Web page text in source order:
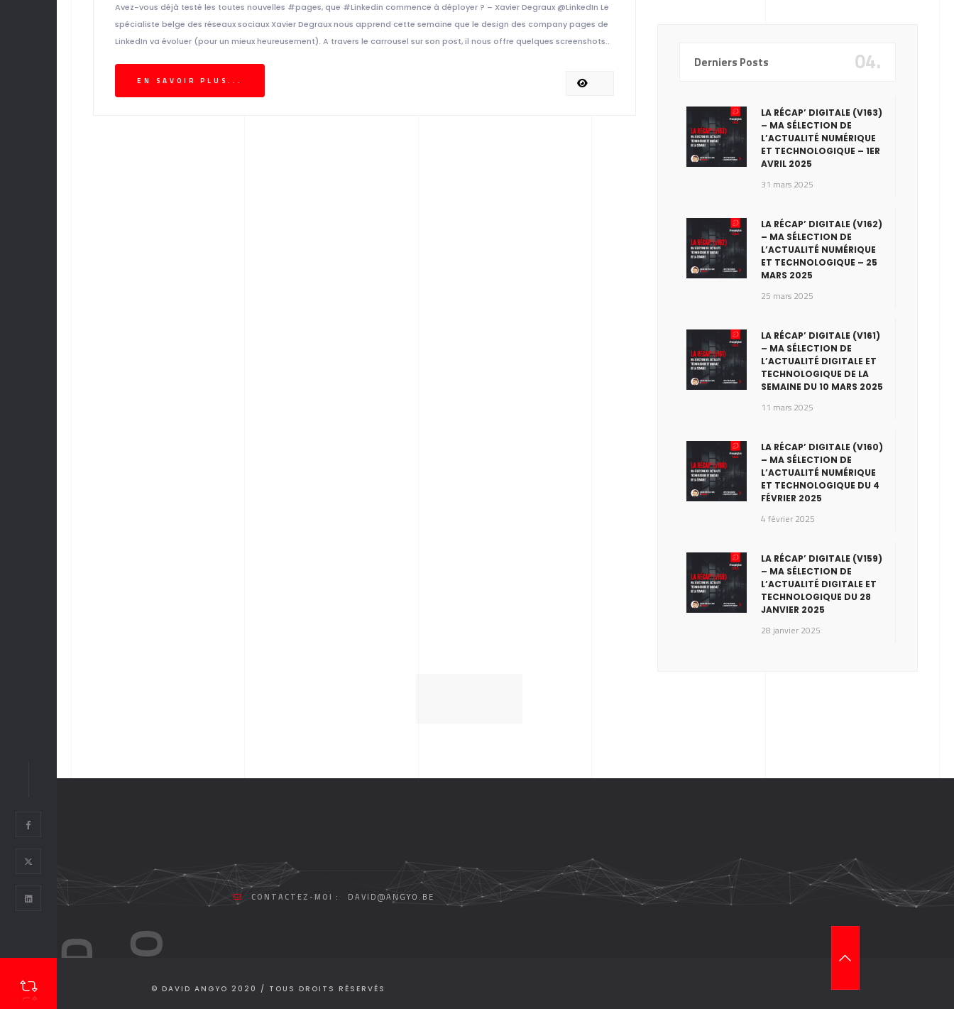
Avez-vous déjà testé les toutes nouvelles #pages, que #Linkedin commence à déployer ? – Xavier Degraux @LinkedIn Le
spécialiste belge des réseaux sociaux Xavier Degraux nous apprend cette semaine que le design des company pages de
LinkedIn va évoluer (pour un mieux heureusement). A travers le carrousel sur son post, il nous offre quelques screenshots..
EN SAVOIR PLUS...
Derniers Posts 04.
LA RÉCAP’ DIGITALE (V163)
– MA SÉLECTION DE
L’ACTUALITÉ NUMÉRIQUE
ET TECHNOLOGIQUE – 1ER
AVRIL 2025
31 mars 2025
LA RÉCAP’ DIGITALE (V162)
– MA SÉLECTION DE
L’ACTUALITÉ NUMÉRIQUE
ET TECHNOLOGIQUE – 25
MARS 2025
25 mars 2025
LA RÉCAP’ DIGITALE (V161)
– MA SÉLECTION DE
L’ACTUALITÉ DIGITALE ET
TECHNOLOGIQUE DE LA
SEMAINE DU 10 MARS 2025
11 mars 2025
LA RÉCAP’ DIGITALE (V160)
– MA SÉLECTION DE
L’ACTUALITÉ NUMÉRIQUE
ET TECHNOLOGIQUE DU 4
FÉVRIER 2025
4 février 2025
LA RÉCAP’ DIGITALE (V159)
– MA SÉLECTION DE
L’ACTUALITÉ DIGITALE ET
TECHNOLOGIQUE DU 28
JANVIER 2025
28 janvier 2025
CONTACTEZ-MOI : DAVID@ANGYO.BE
© DAVID ANGYO 2020 / TOUS DROITS RÉSERVÉS